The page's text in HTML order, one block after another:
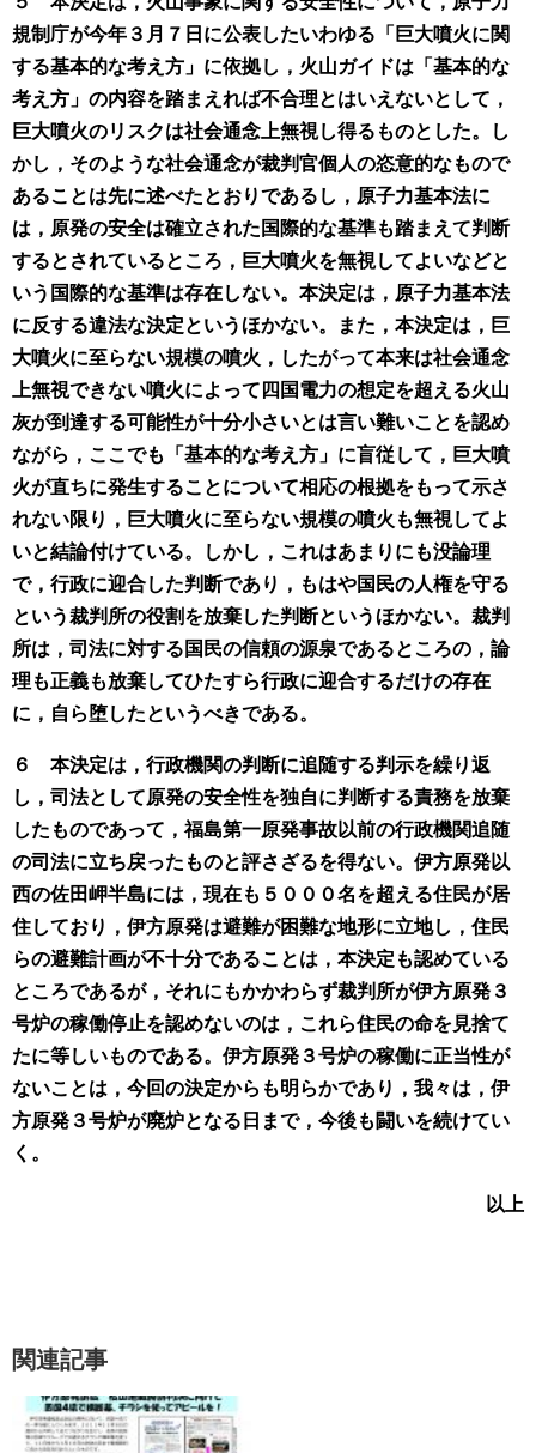
規制庁が今年３月７日に公表したいわゆる「巨大噴火に関
する基本的な考え方」に依拠し，火山ガイドは「基本的な
考え方」の内容を踏まえれば不合理とはいえないとして，
巨大噴火のリスクは社会通念上無視し得るものとした。し
かし，そのような社会通念が裁判官個人の恣意的なもので
あることは先に述べたとおりであるし，原子力基本法に
は，原発の安全は確立された国際的な基準も踏まえて判断
するとされているところ，巨大噴火を無視してよいなどと
いう国際的な基準は存在しない。本決定は，原子力基本法
に反する違法な決定というほかない。また，本決定は，巨
大噴火に至らない規模の噴火，したがって本来は社会通念
上無視できない噴火によって四国電力の想定を超える火山
灰が到達する可能性が十分小さいとは言い難いことを認め
ながら，ここでも「基本的な考え方」に盲従して，巨大噴
火が直ちに発生することについて相応の根拠をもって示さ
れない限り，巨大噴火に至らない規模の噴火も無視してよ
いと結論付けている。しかし，これはあまりにも没論理
で，行政に迎合した判断であり，もはや国民の人権を守る
という裁判所の役割を放棄した判断というほかない。裁判
所は，司法に対する国民の信頼の源泉であるところの，論
理も正義も放棄してひたすら行政に迎合するだけの存在
に，自ら堕したというべきである。
６ 本決定は，行政機関の判断に追随する判示を繰り返
し，司法として原発の安全性を独自に判断する責務を放棄
したものであって，福島第一原発事故以前の行政機関追随
の司法に立ち戻ったものと評さざるを得ない。伊方原発以
西の佐田岬半島には，現在も５０００名を超える住民が居
住しており，伊方原発は避難が困難な地形に立地し，住民
らの避難計画が不十分であることは，本決定も認めている
ところであるが，それにもかかわらず裁判所が伊方原発３
号炉の稼働停止を認めないのは，これら住民の命を見捨て
たに等しいものである。伊方原発３号炉の稼働に正当性が
ないことは，今回の決定からも明らかであり，我々は，伊
方原発３号炉が廃炉となる日まで，今後も闘いを続けてい
く。
以上
関連記事